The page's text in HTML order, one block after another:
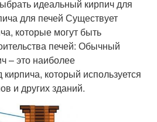
идеальный кирпич для
для печей Существует
которые могут быть
печей: Обычный
– это наиболее
который используется
и других зданий.